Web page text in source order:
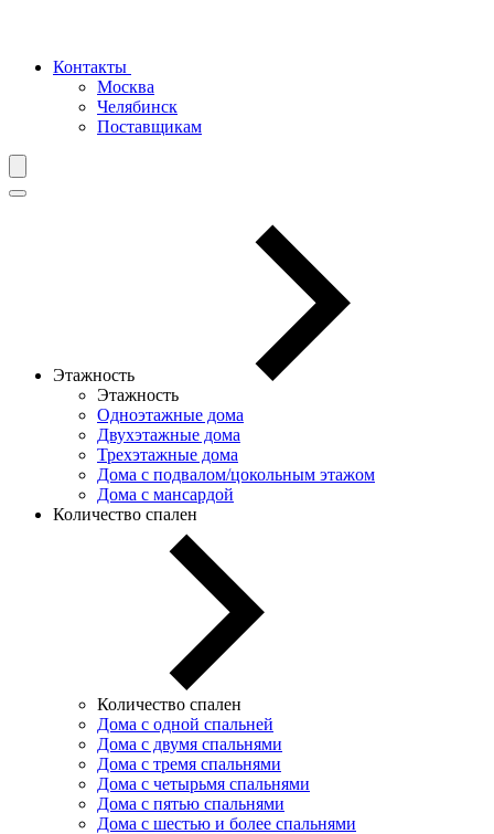
Контакты
Москва
Челябинск
Поставщикам
Этажность
Этажность
Одноэтажные дома
Двухэтажные дома
Трехэтажные дома
Дома с подвалом/цокольным этажом
Дома с мансардой
Количество спален
Количество спален
Дома с одной спальней
Дома с двумя спальнями
Дома с тремя спальнями
Дома с четырьмя спальнями
Дома с пятью спальнями
Дома с шестью и более спальнями